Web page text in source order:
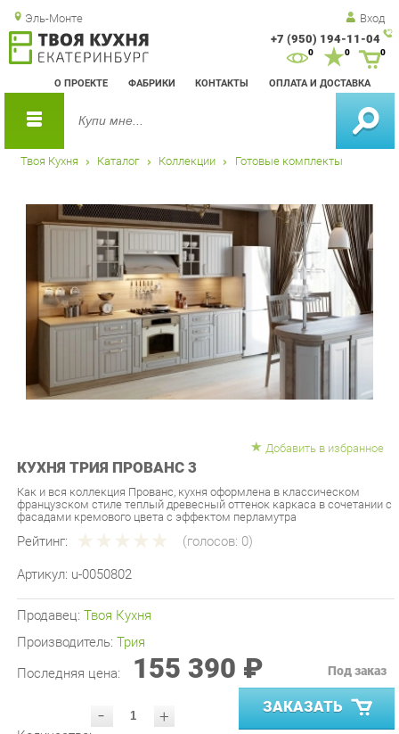
Эль-Монте Вход
+7 (950) 194-11-04
О ПРОЕКТЕ ФАБРИКИ КОНТАКТЫ ОПЛАТА И ДОСТАВКА
0 0
Твоя Кухня Каталог Коллекции Готовые комплекты
Как и вся коллекция Прованс, кухня оформлена в классическом
французском стиле теплый древесный оттенок каркаса в сочетании с
фасадами кремового цвета с эффектом перламутра
Рейтинг: (голосов: 0)
Артикул: u-0050802
Производитель: Трия
Последняя цена:
155 390 ₽
- ЗАКАЗАТЬ
УТОЧНИТЬ НАЛИЧИЕ